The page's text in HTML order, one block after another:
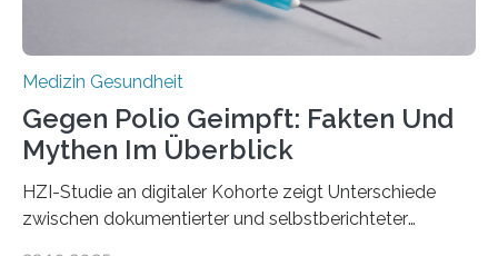
Medizin Gesundheit
Gegen Polio Geimpft: Fakten Und
Mythen Im Überblick
HZI-Studie an digitaler Kohorte zeigt Unterschiede
zwischen dokumentierter und selbstberichteter